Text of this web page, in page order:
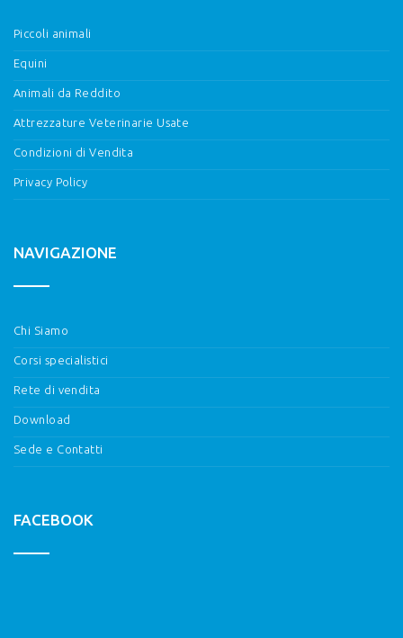
Piccoli animali
Equini
Animali da Reddito
Attrezzature Veterinarie Usate
Condizioni di Vendita
Privacy Policy
NAVIGAZIONE
Chi Siamo
Corsi specialistici
Rete di vendita
Download
Sede e Contatti
FACEBOOK